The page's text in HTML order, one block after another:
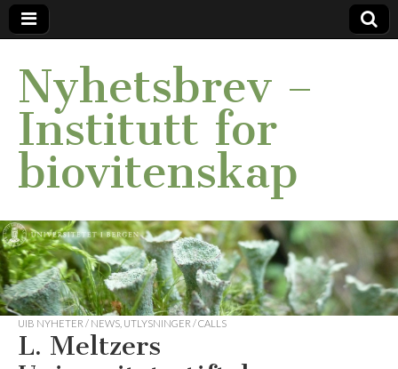
Nyhetsbrev –
Institutt for
biovitenskap
UIB NYHETER / NEWS UTLYSNINGER / CALLS
L. Meltzers